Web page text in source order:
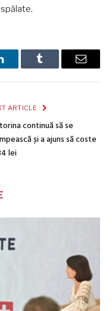
Tumblr Email
ARTICLE
continuă să se
și a ajuns să coste
lei